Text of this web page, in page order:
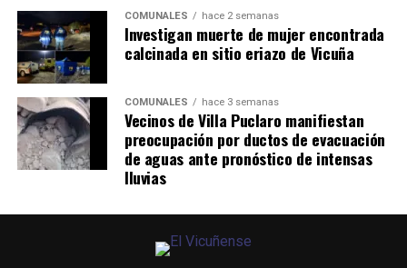
COMUNALES hace 2 semanas
Investigan muerte de mujer encontrada
calcinada en sitio eriazo de Vicuña
COMUNALES hace 3 semanas
Vecinos de Villa Puclaro manifiestan
preocupación por ductos de evacuación
de aguas ante pronóstico de intensas
lluvias